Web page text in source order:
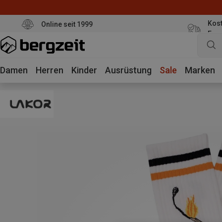
Online seit 1999
Damen Herren Kinder Ausrüstung Sale Marken